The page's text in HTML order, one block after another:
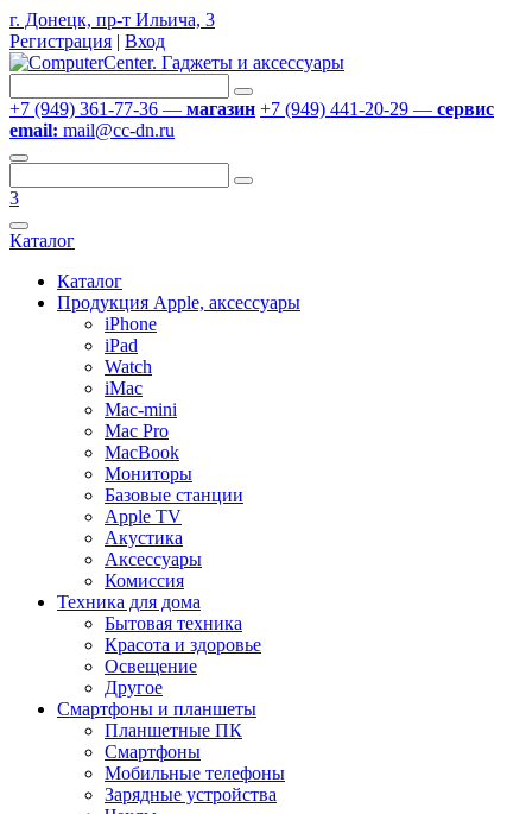
г. Донецк, пр-т Ильича, 3
Регистрация | Вход
+7 (949) 361-77-36 — магазин +7 (949) 441-20-29 — сервис
email: mail@cc-dn.ru
3
Каталог
Каталог
Продукция Apple, аксессуары
iPhone
iPad
Watch
iMac
Mac-mini
Mac Pro
MacBook
Мониторы
Базовые станции
Apple TV
Акустика
Аксессуары
Комиссия
Техника для дома
Бытовая техника
Красота и здоровье
Освещение
Другое
Смартфоны и планшеты
Планшетные ПК
Смартфоны
Мобильные телефоны
Зарядные устройства